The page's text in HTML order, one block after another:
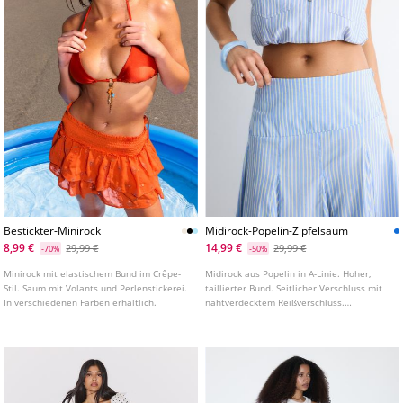
Bestickter-Minirock
8,99 €
-70% 29,99 €
Minirock mit elastischem Bund im Crêpe-
Stil. Saum mit Volants und Perlenstickerei.
In verschiedenen Farben erhältlich.
Midirock-Popelin-Zipfelsaum
14,99 €
-50% 29,99 €
Midirock aus Popelin in A-Linie. Hoher,
taillierter Bund. Seitlicher Verschluss mit
nahtverdecktem Reißverschluss.